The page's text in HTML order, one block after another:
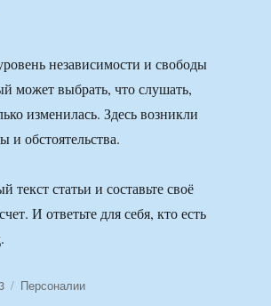
независимости и свободы
может выбрать, что слушать,
изменилась. Здесь возникли
и обстоятельства.
текст статьи и составьте своё
И ответьте для себя, кто есть
Рубрики
Персоналии